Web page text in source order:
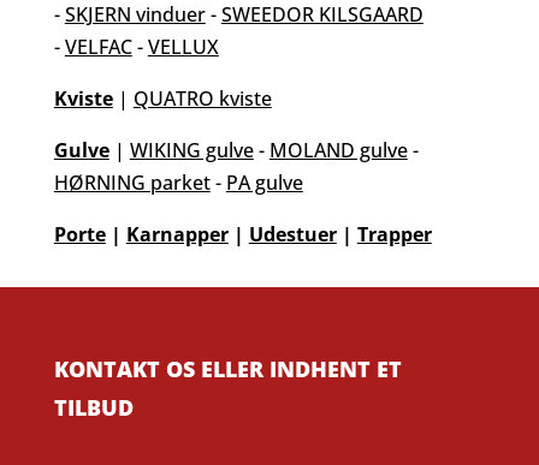
-SKJERN vinduer-SWEEDOR KILSGAARD
-VELFAC-VELLUX
Kviste| QUATRO kviste
Gulve| WIKING gulve- MOLAND gulve-
HØRNING parket- PA gulve
Porte| Karnapper| Udestuer| Trapper
KONTAKT OS ELLER INDHENT ET
TILBUD